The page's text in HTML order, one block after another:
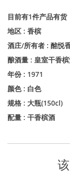
目前有1件产品有货
地区 : 香槟
酒庄/所有者 : 酩悦
酿酒量 : 皇室干香
年份 : 1971
颜色 : 白色
规格 : 大瓶(150cl)
配量 : 干香槟酒